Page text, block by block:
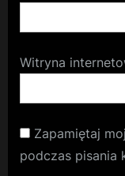
Witryna
Zapamiętaj
podczas pisania